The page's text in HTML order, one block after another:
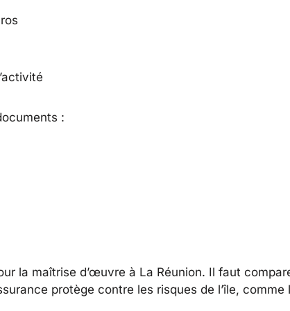
:
la maîtrise d’œuvre à La Réunion. Il faut
protège contre les risques de l’île,